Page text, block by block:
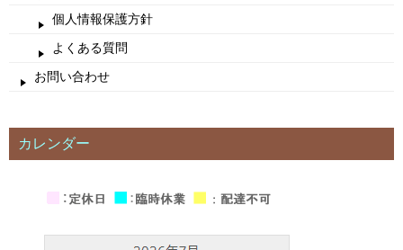
個人情報保護方針
よくある質問
お問い合わせ
カレンダー